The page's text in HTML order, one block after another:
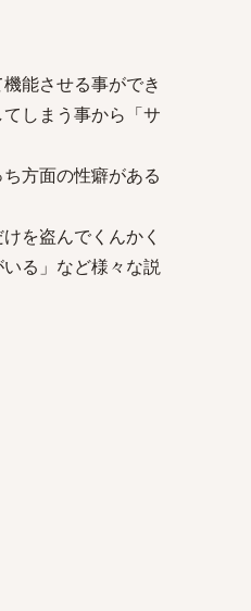
能させる事ができ
しまう事から「サ
方面の性癖がある
を盗んでくんかく
る」など様々な説